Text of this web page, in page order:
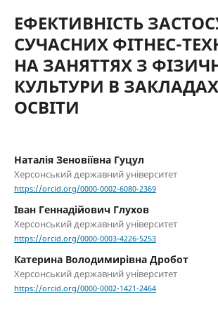
ЕФЕКТИВНІСТЬ
СУЧАСНИХ ФІТНЕС-
НА ЗАНЯТТЯХ З
КУЛЬТУРИ В
ОСВІТИ
Наталія Зеновіївна Гуцул
Херсонський державний університет
https://orcid.org/0000-0002-6080-2369
Іван Геннадійович Глухов
Херсонський державний університет
https://orcid.org/0000-0003-4226-5253
Катерина Володимирівна Дробот
Херсонський державний університет
https://orcid.org/0000-0002-1421-2464